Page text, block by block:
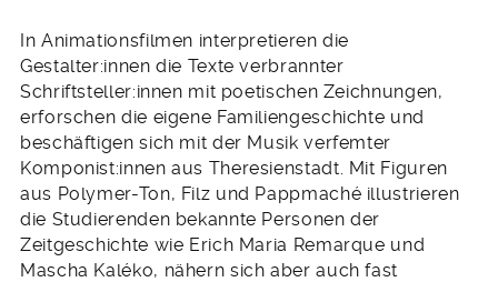
In Animationsfilmen interpretieren die
Gestalter:innen die Texte verbrannter
Schriftsteller:innen mit poetischen Zeichnungen,
erforschen die eigene Familiengeschichte und
beschäftigen sich mit der Musik verfemter
Komponist:innen aus Theresienstadt. Mit Figuren
aus Polymer-Ton, Filz und Pappmaché illustrieren
die Studierenden bekannte Personen der
Zeitgeschichte wie Erich Maria Remarque und
Mascha Kaléko, nähern sich aber auch fast